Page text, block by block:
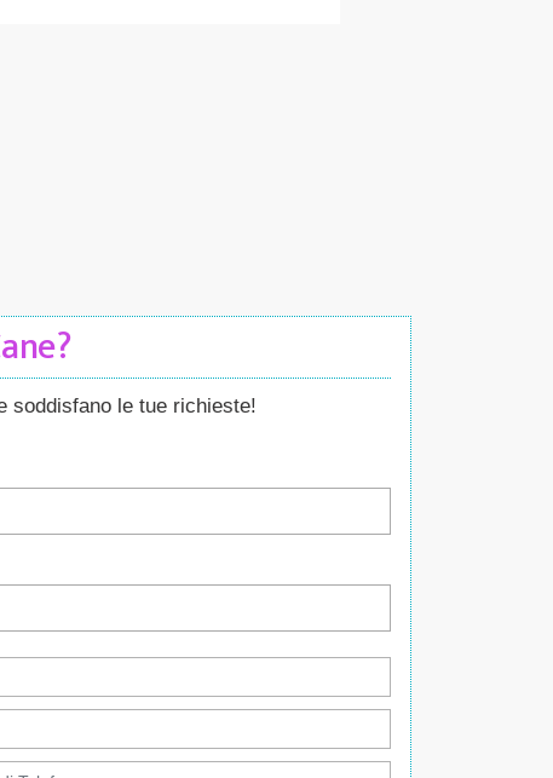
soddisfano le tue richieste!